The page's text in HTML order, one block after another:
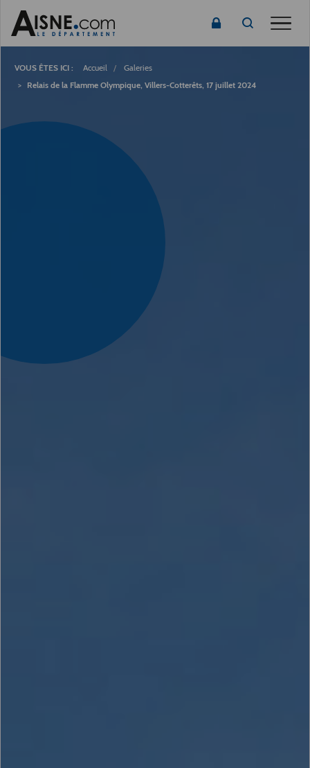
Fil
d'Ariane
Accueil
Galeries
Relais de la Flamme Olympique, Villers-Cotterêts, 17 juillet 2024